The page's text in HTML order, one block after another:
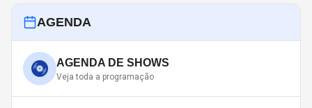
AGENDA
AGENDA DE SHOWS
Veja toda a programação